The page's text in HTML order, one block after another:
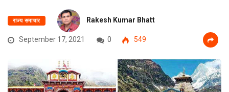
राज्य समाचार Rakesh Kumar Bhatt
September 17, 2021 0 549